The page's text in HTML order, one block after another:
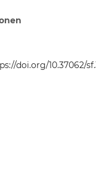
doi.org/10.37062/